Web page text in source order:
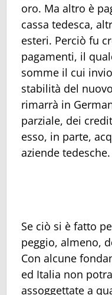
oro. Ma altro è
cassa tedesca,
esteri. Perciò fu
pagamenti, il
somme il cui
stabilità del
rimarrà in
parziale, dei
esso, in parte,
aziende tedesche.
Se ciò si è fatto
peggio, almeno,
Con alcune
ed Italia non
assoggettate a